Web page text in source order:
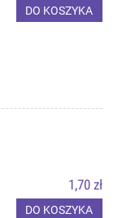
DO KOSZYKA
1,70 zł
DO KOSZYKA